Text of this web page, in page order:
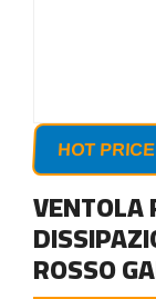
HOT PRICE
VENTOLA
ROSSO